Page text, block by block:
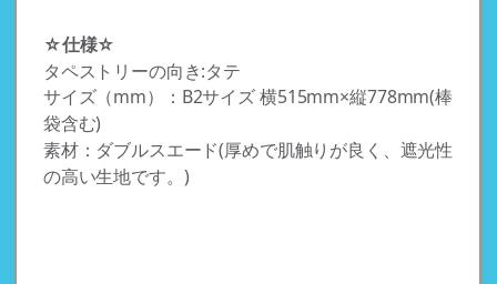
☆仕様☆
タペストリーの向き:タテ
サイズ（mm）：B2サイズ 横515mm×縦778mm(棒
袋含む)
素材：ダブルスエード(厚めで肌触りが良く、遮光性
の高い生地です。)